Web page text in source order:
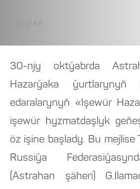
30-njy oktýabrda
Hazarýaka ýurtlarynyň
edaralarynyň «Işewür
işewür hyzmatdaşlyk
öz işine başlady. Bu mejlise
Russiýa
(Astrahan şäheri)